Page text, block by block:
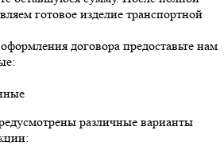
готовое изделие транспортной
договора предоставьте нам
различные варианты